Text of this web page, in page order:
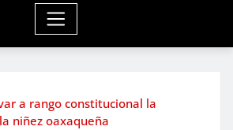
a rango constitucional la
niñez oaxaqueña